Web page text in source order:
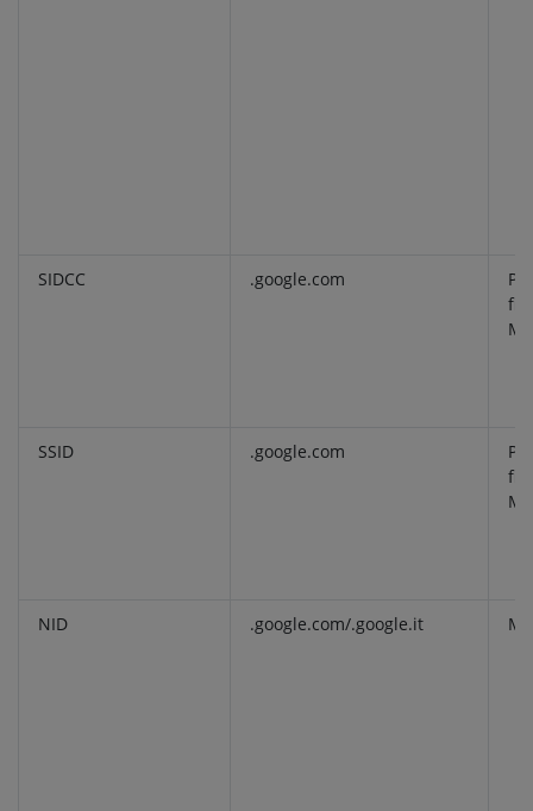
SIDCC .google.com
SSID .google.com
NID .google.com/.google.it